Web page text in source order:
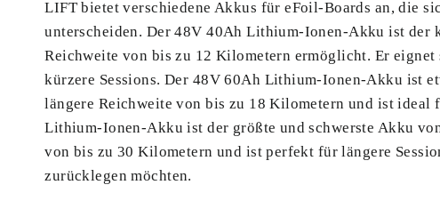
LIFT bietet verschiedene Akkus für eFoil-Boards an, die
unterscheiden. Der 48V 40Ah Lithium-Ionen-Akku ist der
Reichweite von bis zu 12 Kilometern ermöglicht. Er
kürzere Sessions. Der 48V 60Ah Lithium-Ionen-Akku ist
längere Reichweite von bis zu 18 Kilometern und ist ideal
Lithium-Ionen-Akku ist der größte und schwerste Akku
von bis zu 30 Kilometern und ist perfekt für längere
zurücklegen möchten.